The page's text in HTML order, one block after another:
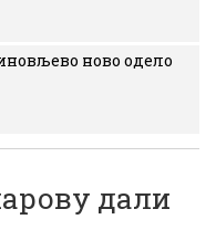
ново одело
дали